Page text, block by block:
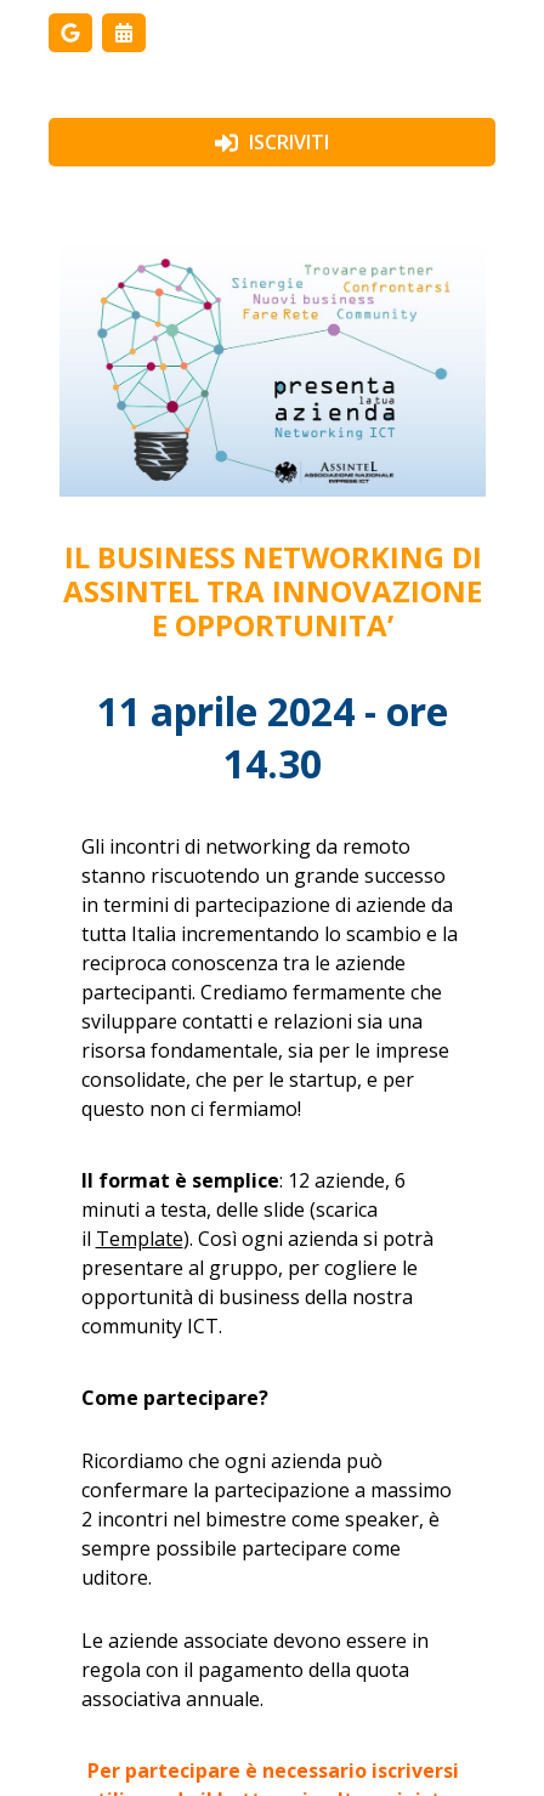
ISCRIVITI
IL BUSINESS NETWORKING DI
ASSINTEL TRA INNOVAZIONE
E OPPORTUNITA’
11 aprile 2024 - ore
14.30
Gli incontri di networking da remoto
stanno riscuotendo un grande successo
in termini di partecipazione di aziende da
tutta Italia incrementando lo scambio e la
reciproca conoscenza tra le aziende
partecipanti. Crediamo fermamente che
sviluppare contatti e relazioni sia una
risorsa fondamentale, sia per le imprese
consolidate, che per le startup, e per
questo non ci fermiamo!
Il format è semplice: 12 aziende, 6
minuti a testa, delle slide (scarica
il Template). Così ogni azienda si potrà
presentare al gruppo, per cogliere le
opportunità di business della nostra
community ICT.
Come partecipare?
Ricordiamo che ogni azienda può
confermare la partecipazione a massimo
2 incontri nel bimestre come speaker, è
sempre possibile partecipare come
uditore.
Le aziende associate devono essere in
regola con il pagamento della quota
associativa annuale.
Per partecipare è necessario iscriversi